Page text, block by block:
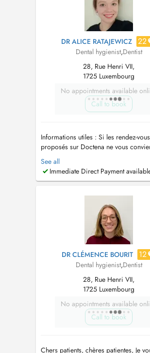
DR ALICE RATAJEWICZ 22
Dental hygienist,Dentist
28, Rue Henri VII,
1725 Luxembourg
No appointments available
Call to book
Informations utiles : Si les rendez-vous
proposés sur Doctena ne vous
pas, ou en cas d'urgence dentaire ou
autre renseignement, n'hésitez pas à
contacter au 26 26 24 22. Un
L'accès est également possibl...
See all
Immediate Direct Payment
DR CLÉMENCE BOURIT 12
Dental hygienist,Dentist
28, Rue Henri VII,
1725 Luxembourg
No appointments available
Call to book
Chers patients, chères patientes, Je